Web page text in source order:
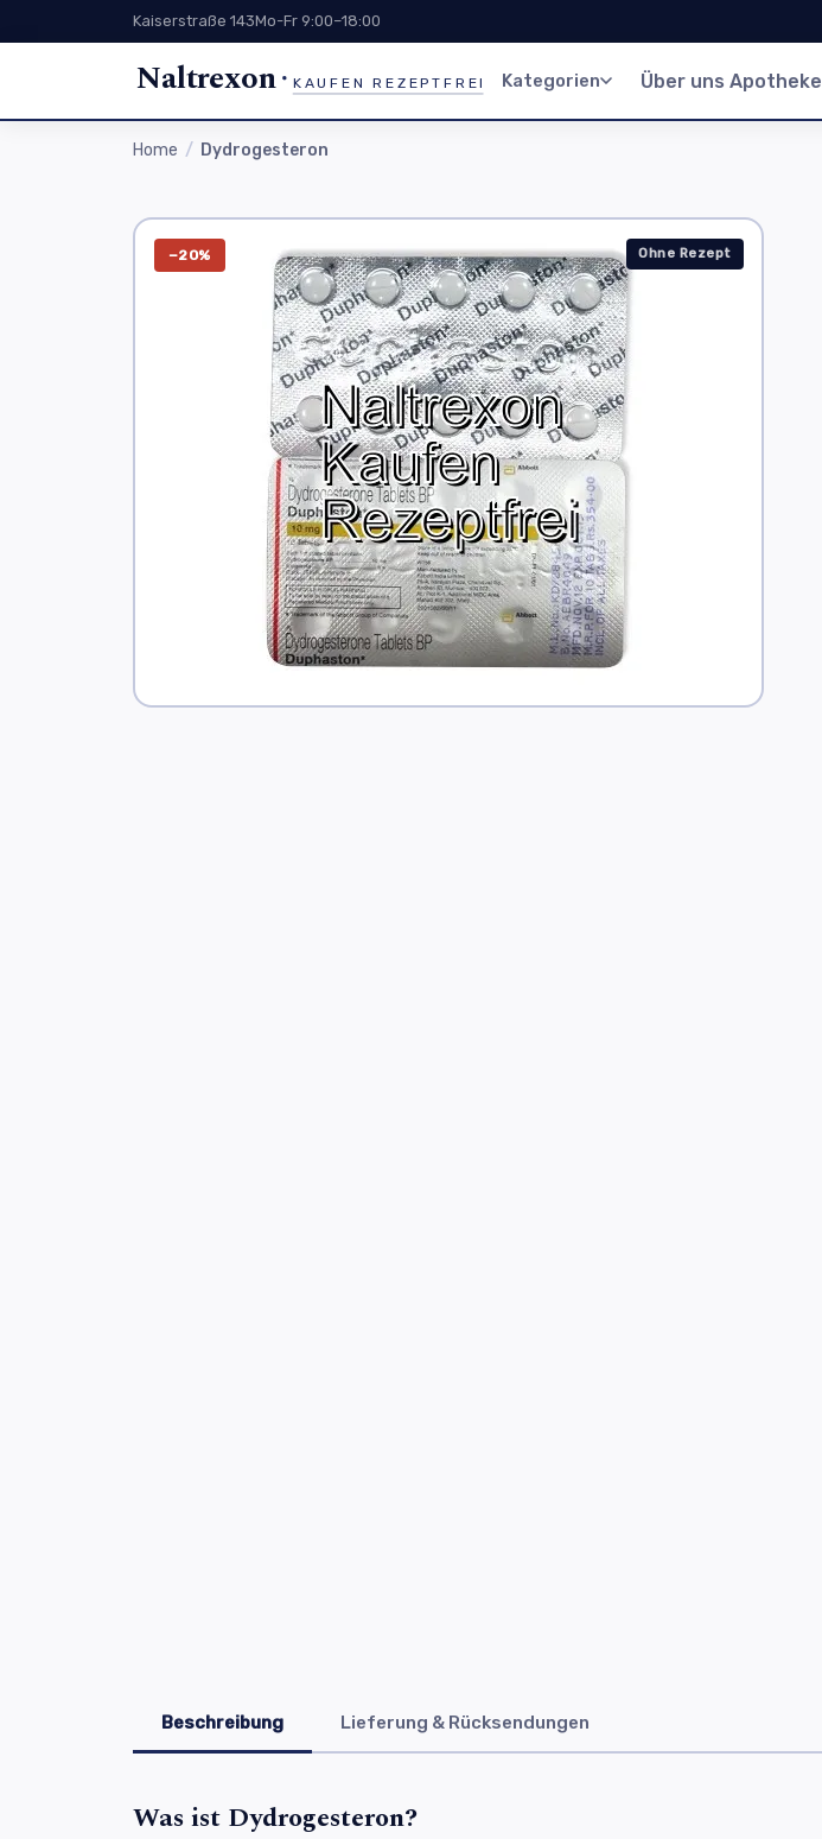
Kaiserstraße 143Mo-Fr 9:00–18:00
Naltrexon KAUFEN REZEPTFREI Kategorien Über uns Apotheke
Home Dydrogesteron
−20% Ohne Rezept
Beschreibung Lieferung & Rücksendungen
Was ist Dydrogesteron?